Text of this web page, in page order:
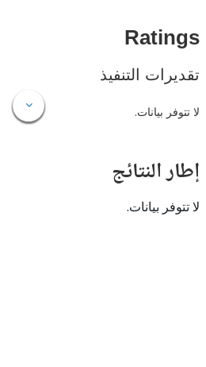
التنفيذ
بيانات.
بيانات.